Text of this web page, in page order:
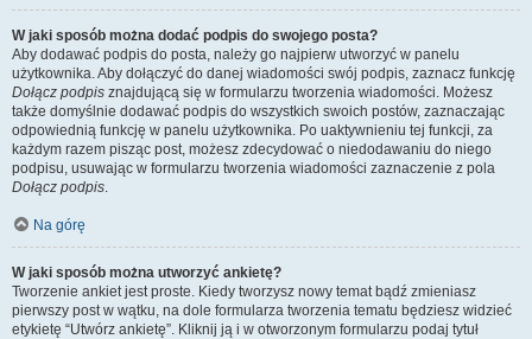
W jaki sposób można dodać podpis do swojego posta?
Aby dodawać podpis do posta, należy go najpierw utworzyć w panelu
użytkownika. Aby dołączyć do danej wiadomości swój podpis, zaznacz funkcję
Dołącz podpis znajdującą się w formularzu tworzenia wiadomości. Możesz
także domyślnie dodawać podpis do wszystkich swoich postów, zaznaczając
odpowiednią funkcję w panelu użytkownika. Po uaktywnieniu tej funkcji, za
każdym razem pisząc post, możesz zdecydować o niedodawaniu do niego
podpisu, usuwając w formularzu tworzenia wiadomości zaznaczenie z pola
Dołącz podpis.
Na górę
W jaki sposób można utworzyć ankietę?
Tworzenie ankiet jest proste. Kiedy tworzysz nowy temat bądź zmieniasz
pierwszy post w wątku, na dole formularza tworzenia tematu będziesz widzieć
etykietę “Utwórz ankietę”. Kliknij ją i w otworzonym formularzu podaj tytuł